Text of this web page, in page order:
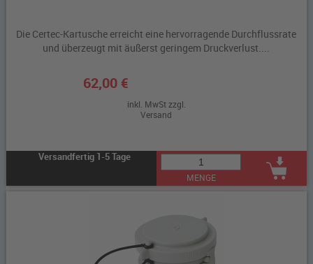
Die Certec-Kartusche erreicht eine hervorragende Durchflussrate
und überzeugt mit äußerst geringem Druckverlust....
62,00 €
inkl. MwSt zzgl.
Versand
Versandfertig 1-5 Tage
MENGE